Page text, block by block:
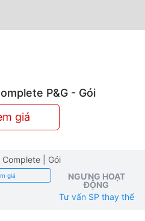
P&G - Gói
giá
Complete
| Gói
giá
NGƯNG HOẠT
ĐỘNG
Tư vấn SP thay thế